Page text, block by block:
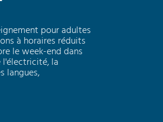
pour adultes
à horaires réduits
le week-end dans
la
langues,